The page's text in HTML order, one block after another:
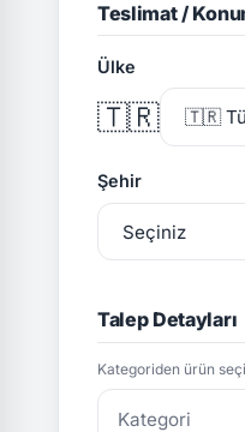
Teslimat /
Ülke
🇹🇷
Şehir
Talep Detayları
Kategoriden ürün
Kategori